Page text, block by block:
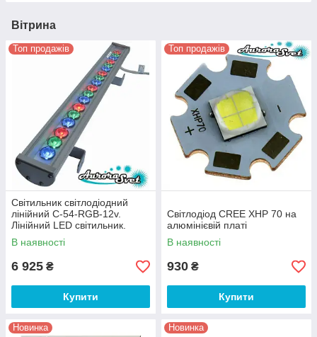
Вітрина
Топ продажів
Світильник світлодіодний
лінійний C-54-RGB-12v.
Лінійний LED світильник.
Світлодіодний лінійний
світильник.
В наявності
6 925 ₴
Купити
Топ продажів
Світлодіод CREE XHP 70 на
алюмінієвій платі
В наявності
930 ₴
Купити
Новинка Новинка